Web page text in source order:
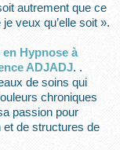
autrement que ce
veux qu’elle soit ».
Hypnose à
ADJADJ. .
de soins qui
chroniques
passion pour
et de structures de